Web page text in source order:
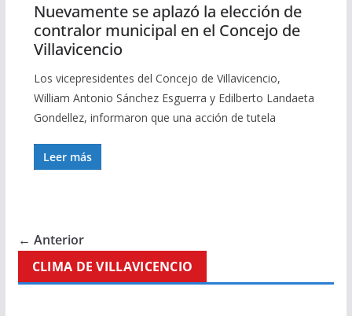
Nuevamente se aplazó la elección de
contralor municipal en el Concejo de
Villavicencio
Los vicepresidentes del Concejo de Villavicencio,
William Antonio Sánchez Esguerra y Edilberto Landaeta
Gondellez, informaron que una acción de tutela
Leer más
← Anterior
CLIMA DE VILLAVICENCIO